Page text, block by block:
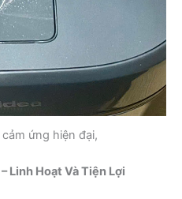
ứng hiện đại,
Linh Hoạt Và Tiện Lợi